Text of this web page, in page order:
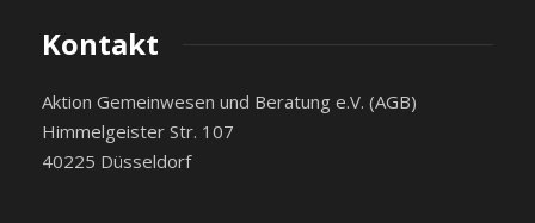
Kontakt
Aktion Gemeinwesen und Beratung e.V. (AGB)
Himmelgeister Str. 107
40225 Düsseldorf